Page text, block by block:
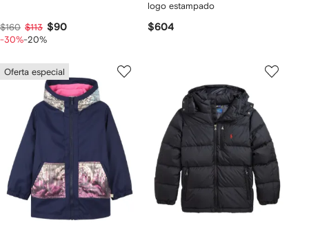
$160 $113 $90
-30%-20%
logo estampado
$604
Oferta especial